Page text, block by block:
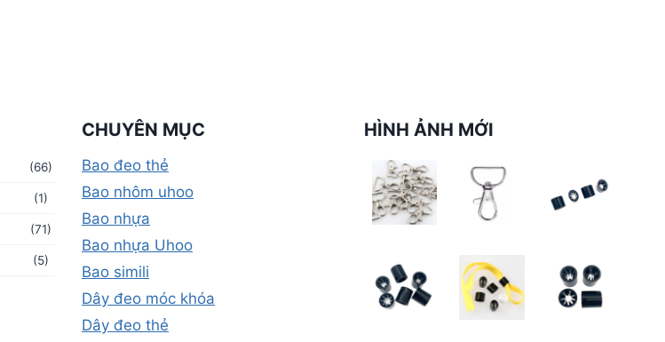
(66)
(1)
(71)
(5)
CHUYÊN MỤC
Bao đeo thẻ
Bao nhôm uhoo
Bao nhựa
Bao nhựa Uhoo
Bao simili
Dây đeo móc khóa
Dây đeo thẻ
HÌNH ẢNH MỚI